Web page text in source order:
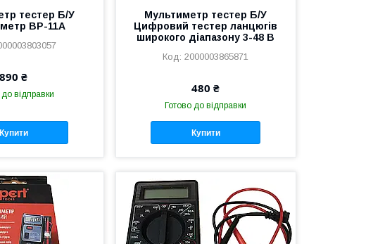
тестер Б/У
BP-11A
890 ₴
до відправки
Купити
Мультиметр тестер Б/У
Цифровий тестер ланцюгів
широкого діапазону 3-48 В
2000003865871
480 ₴
Готово до відправки
Купити